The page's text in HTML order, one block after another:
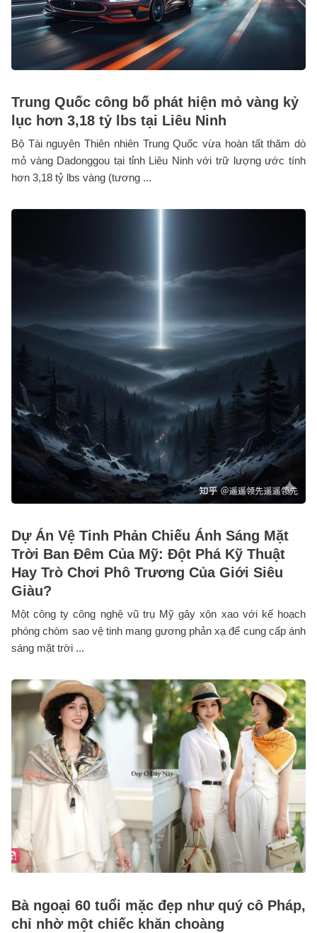
Trung Quốc công bố phát hiện mỏ vàng kỷ
lục hơn 3,18 tỷ lbs tại Liêu Ninh
Bộ Tài nguyên Thiên nhiên Trung Quốc vừa hoàn tất thăm dò
mỏ vàng Dadonggou tại tỉnh Liêu Ninh với trữ lượng ước tính
hơn 3,18 tỷ lbs vàng (tương ...
Dự Án Vệ Tinh Phản Chiếu Ánh Sáng Mặt
Trời Ban Đêm Của Mỹ: Đột Phá Kỹ Thuật
Hay Trò Chơi Phô Trương Của Giới Siêu
Giàu?
Một công ty công nghệ vũ trụ Mỹ gây xôn xao với kế hoạch
phóng chòm sao vệ tinh mang gương phản xạ để cung cấp ánh
sáng mặt trời ...
Bà ngoại 60 tuổi mặc đẹp như quý cô Pháp,
chỉ nhờ một chiếc khăn choàng